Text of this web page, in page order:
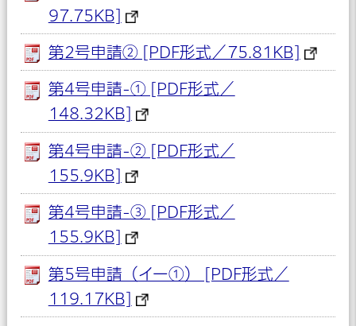
97.75KB]
第2号申請② [PDF形式／75.81KB]
第4号申請-① [PDF形式／
148.32KB]
第4号申請-② [PDF形式／
155.9KB]
第4号申請-③ [PDF形式／
155.9KB]
第5号申請（イー①） [PDF形式／
119.17KB]